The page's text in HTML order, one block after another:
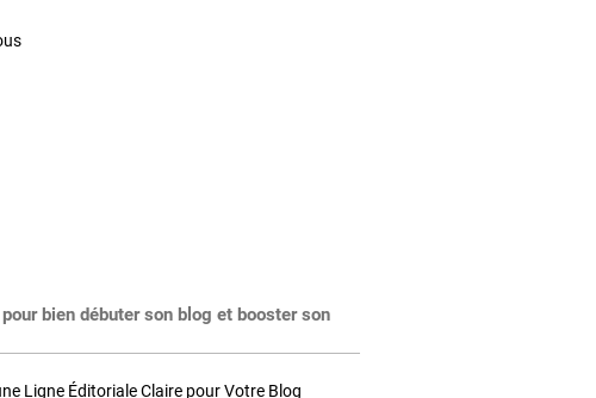
bien débuter son blog et booster son
Ligne Éditoriale Claire pour Votre Blog